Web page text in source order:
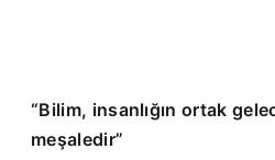
“Bilim, insanlığın ortak
meşaledir”